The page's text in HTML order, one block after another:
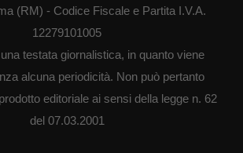
(RM) - Codice Fiscale e Partita I.V.A.
12279101005
testata giornalistica, in quanto viene
alcuna periodicità. Non può pertanto
editoriale ai sensi della legge n. 62
del 07.03.2001